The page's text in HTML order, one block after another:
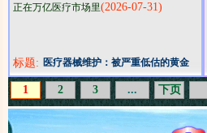
正在万亿医疗市场里(2026-07-31)
标题: 医疗器械维护：被严重低估的黄金
赛道
1 2 3 ... 下页